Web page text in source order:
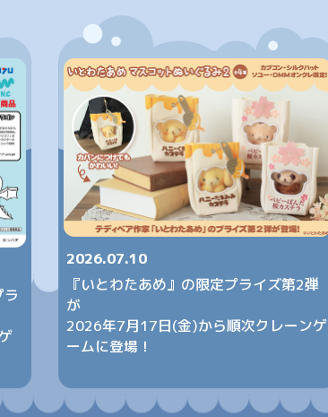
2026.07.10
『いとわたあめ』の限定プライズ第2弾
が
2026年7月17日(金)から順次クレーンゲ
ームに登場！